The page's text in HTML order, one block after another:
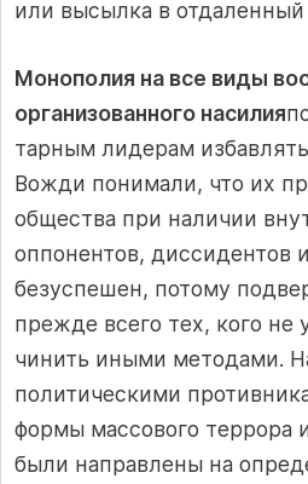
или высылка в отдаленный
Монополия на все виды
организованного насилия
тарным лидерам
Вож­ди понимали, что их
общества при наличии
оппонентов, диссидентов
безуспешен, потому
прежде всего тех, кого не
чинить иными методами.
политичес­кими
формы массового террора
были направлены на